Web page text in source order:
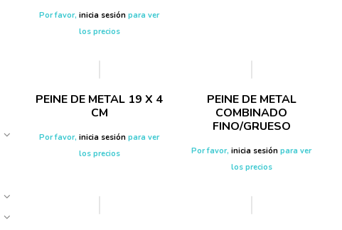
Por favor,inicia sesión para ver
los precios
PEINE DE METAL 19 X 4
CM
Por favor,inicia sesión para ver
los precios
PEINE DE METAL
COMBINADO
FINO/GRUESO
Por favor,inicia sesión para ver
los precios